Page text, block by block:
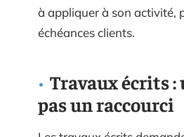
à appliquer à son activité,
échéances clients.
Travaux écrits :
pas un raccourci